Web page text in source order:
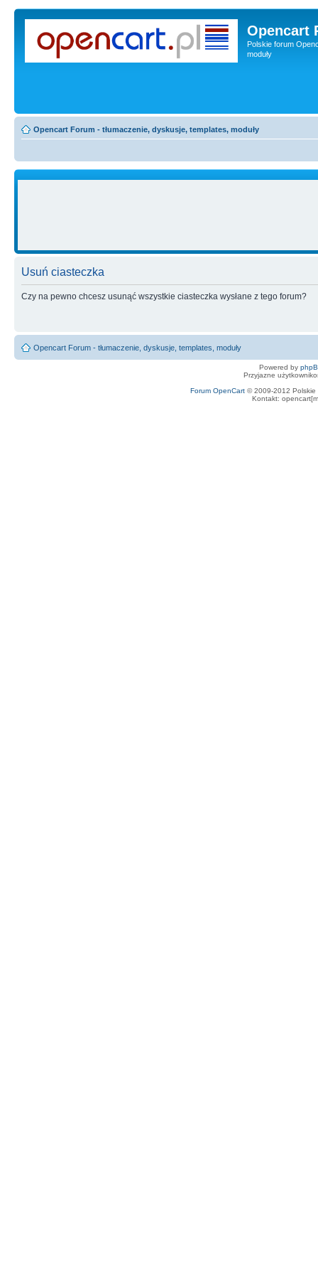
Opencart
Polskie forum
moduły
Opencart Forum - tłumaczenie, dyskusje, templates, moduły
Usuń ciasteczka
Czy na pewno chcesz usunąć wszystkie ciasteczka wysłane z tego forum?
Opencart Forum - tłumaczenie, dyskusje, templates, moduły
Powered by
Przyjazne
Forum OpenCart© 2009-2012 Polskie
Kontakt: